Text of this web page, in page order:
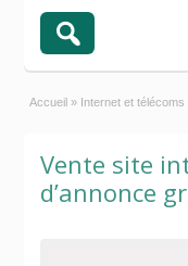
Accueil » Internet et télécoms
Vente site
d’annonce